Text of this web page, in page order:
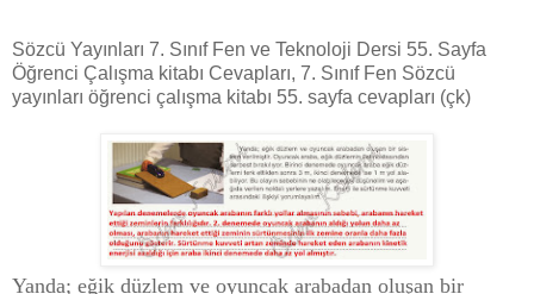
Sözcü Yayınları 7. Sınıf Fen ve Teknoloji Dersi 55. Sayfa
Öğrenci Çalışma kitabı Cevapları, 7. Sınıf Fen Sözcü
yayınları öğrenci çalışma kitabı 55. sayfa cevapları (çk)
Yanda; eğik düzlem ve oyuncak arabadan oluşan bir